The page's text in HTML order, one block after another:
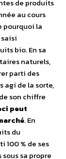
de produits
au cours
pourquoi la
bio. En sa
naturels,
parti des
agi de la sorte,
son chiffre
peut
. En
du
100 % de ses
sa propre